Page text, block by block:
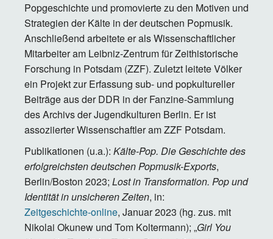
Popgeschichte und promovierte zu den Motiven und
Strategien der Kälte in der deutschen Popmusik.
Anschließend arbeitete er als Wissenschaftlicher
Mitarbeiter am Leibniz-Zentrum für Zeithistorische
Forschung in Potsdam (ZZF). Zuletzt leitete Völker
ein Projekt zur Erfassung sub- und popkultureller
Beiträge aus der DDR in der Fanzine-Sammlung
des Archivs der Jugendkulturen Berlin. Er ist
assoziierter Wissenschaftler am ZZF Potsdam.
Publikationen (u.a.): Kälte-Pop. Die Geschichte des
erfolgreichsten deutschen Popmusik-Exports,
Berlin/Boston 2023; Lost in Transformation. Pop und
Identität in unsicheren Zeiten, in:
Zeitgeschichte-online, Januar 2023 (hg. zus. mit
Nikolai Okunew und Tom Koltermann); „Girl You